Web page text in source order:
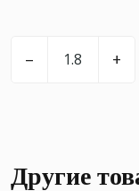
– +
Другие